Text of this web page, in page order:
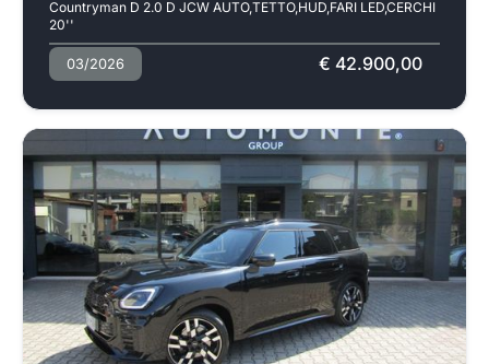
Countryman D 2.0 D JCW AUTO,TETTO,HUD,FARI LED,CERCHI
20''
03/2026 € 42.900,00